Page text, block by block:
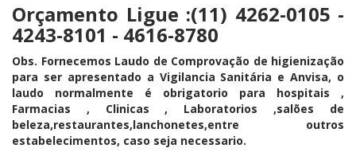
Orçamento Ligue :(11) 4262-0105 -
4243-8101 - 4616-8780
Obs. Fornecemos Laudo de Comprovação de higienização
para ser apresentado a Vigilancia Sanitária e Anvisa, o
laudo normalmente é obrigatorio para hospitais ,
Farmacias , Clinicas , Laboratorios ,salões de
beleza,restaurantes,lanchonetes,entre outros
estabelecimentos, caso seja necessario.